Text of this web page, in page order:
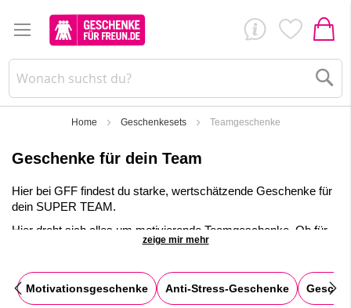
Home Geschenkesets Teamgeschenke
Geschenke für dein Team
Hier bei GFF findest du starke, wertschätzende Geschenke für
dein SUPER TEAM.
Hier dreht sich alles um motivierende Teamgeschenke. Ob für
erreichte Ziele, bevorstehende Meilensteine oder für das
Geschenkidee zum Thema Geschenke fürs Team.
✓ Individuelle Teamgeschenke in der Geschenktüte oder
zeige mir mehr
Motivationsgeschenke Anti-Stress-Geschenke